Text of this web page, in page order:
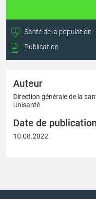
Santé de la population
Publication
Auteur
Direction générale de la
Unisanté
Date de publication
10.08.2022